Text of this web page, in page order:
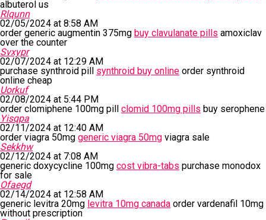
albuterol us
Rlqunn
02/05/2024 at 8:58 AM
order generic augmentin 375mg buy clavulanate pills amoxiclav
over the counter
Svxypr
02/07/2024 at 12:29 AM
purchase synthroid pill synthroid buy online order synthroid
online cheap
Uorkuf
02/08/2024 at 5:44 PM
order clomiphene 100mg pill clomid 100mg pills buy serophene
Yisqpa
02/11/2024 at 12:40 AM
order viagra 50mg generic viagra 50mg viagra sale
Sekkhw
02/12/2024 at 7:08 AM
generic doxycycline 100mg cost vibra-tabs purchase monodox
for sale
Ofaegd
02/14/2024 at 12:58 AM
generic levitra 20mg levitra 10mg canada order vardenafil 10mg
without prescription